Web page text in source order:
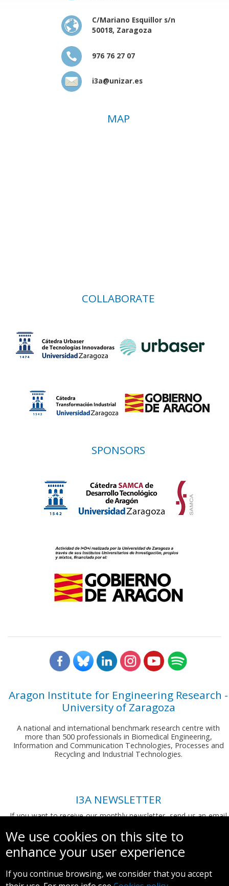
C/Mariano Esquillor s/n
50018, Zaragoza
976 76 27 07
i3a@unizar.es
MAP
COLLABORATE
SPONSORS
Aragon Institute for Engineering Research -
University of Zaragoza
A national and international benchmark research centre with
more than 500 professionals in Biomedical Engineering,
Information and Communication Technologies, Processes and
Recycling and Industrial Technologies.
I3A NEWSLETTER
If you want to receive our monthly newsletter, send us an email
We use cookies on this site to
enhance your user experience
If you continue browsing, we consider that you accept